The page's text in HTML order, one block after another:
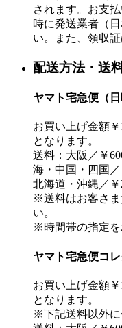
されます。お支
時に発送業者（
い。また、領収
配送方法・送
ヤマト宅急便（日
お買い上げ金額￥
となります。
送料：大阪／￥
海・中国・四国／
北海道・沖縄／￥
※送料はお客さま
い。
※時間帯の指定を
ヤマト宅急便コ
お買い上げ金額￥
となります。
※下記送料以外に